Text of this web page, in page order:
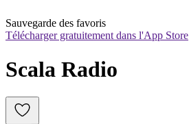
Sauvegarde des favoris
Télécharger gratuitement dans l'App Store
Scala Radio